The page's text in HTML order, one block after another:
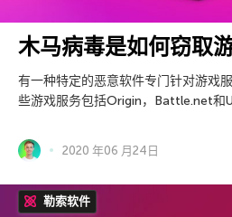
木马病毒是如何窃取
有一种特定的恶意软件专门针对游戏
些游戏服务包括Origin，Battle.net和
2020 年06 月24日
勒索软件